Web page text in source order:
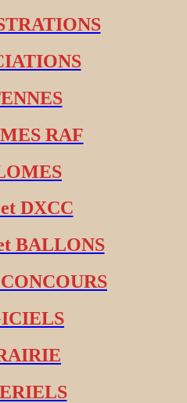
RAF
DXCC
BALLONS